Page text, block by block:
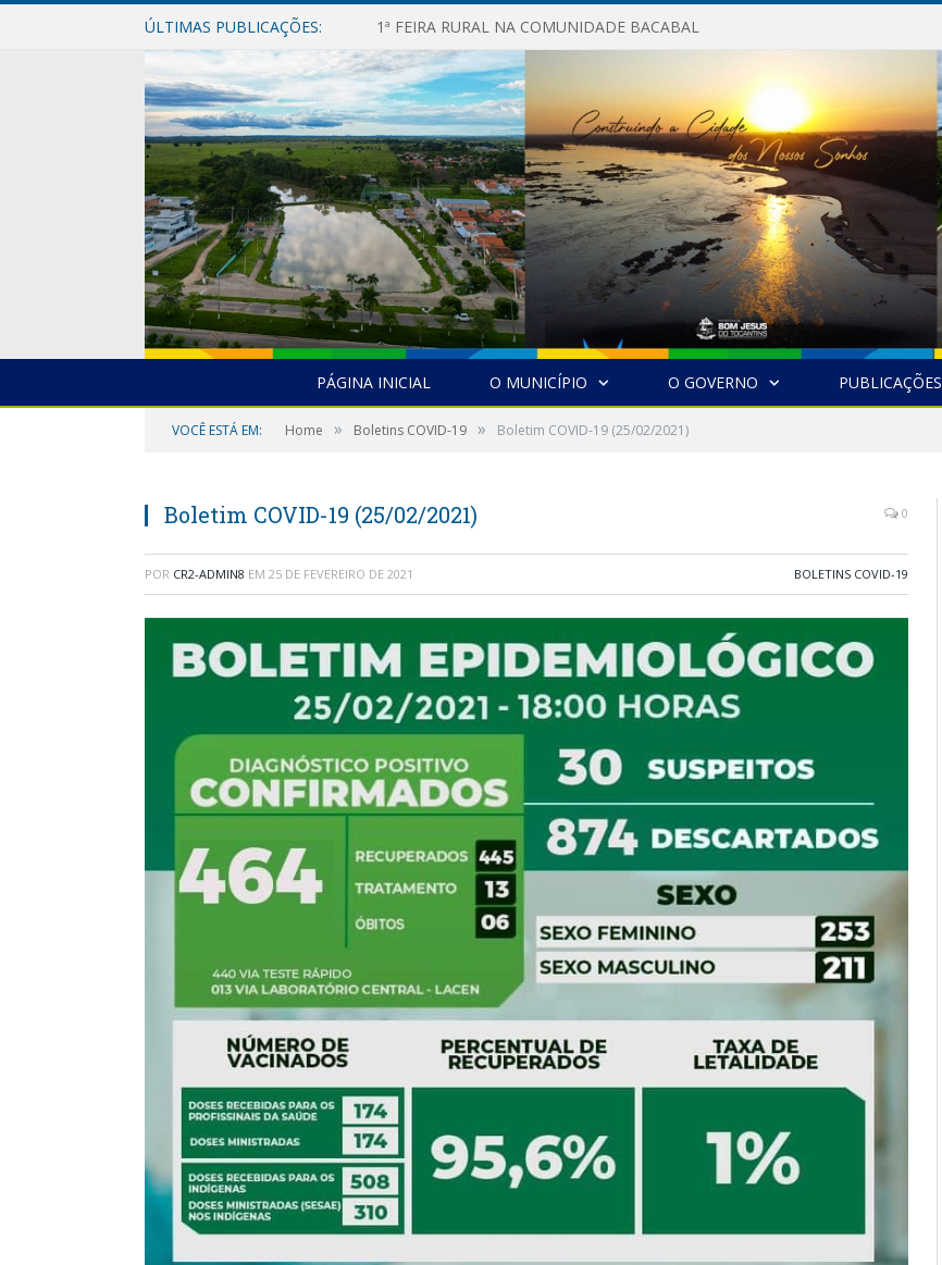
ÚLTIMAS PUBLICAÇÕES: 1ª FEIRA RURAL NA COMUNIDADE BACABAL
PÁGINA INICIAL O MUNICÍPIO O GOVERNO PUBLICAÇÕES
VOCÊ ESTÁ EM: Home » Boletins COVID-19 » Boletim COVID-19 (25/02/2021)
Boletim COVID-19 (25/02/2021) 0
POR CR2-ADMIN8 EM 25 DE FEVEREIRO DE 2021 BOLETINS COVID-19